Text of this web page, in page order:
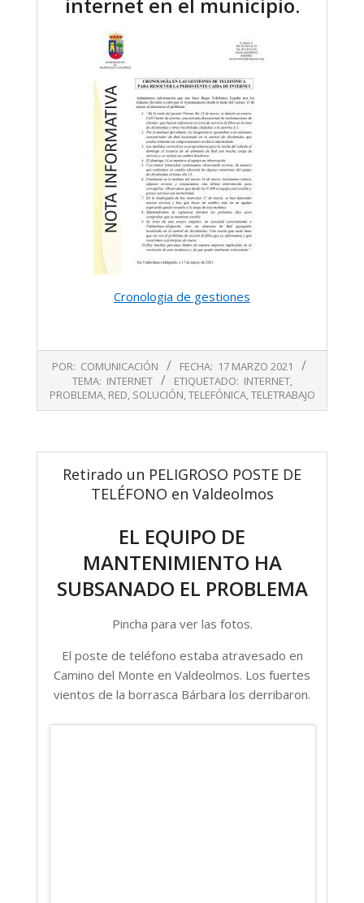
Cronologia de gestiones
03-
17
POR: COMUNICACIÓN FECHA: 17 MARZO 2021
TEMA: INTERNET ETIQUETADO: INTERNET,
PROBLEMA, RED, SOLUCIÓN,TELEFÓNICA,TELETRABAJO
Retirado un PELIGROSO POSTE DE
TELÉFONO en Valdeolmos
EL EQUIPO DE
MANTENIMIENTO HA
SUBSANADO EL PROBLEMA
Pincha para ver las fotos.
El poste de teléfono estaba atravesado en
Camino del Monte en Valdeolmos. Los fuertes
vientos de la borrasca Bárbara los derribaron.